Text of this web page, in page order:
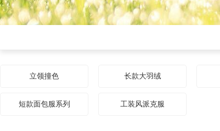
立领撞色 长款大羽绒
短款面包服系列 工装风派克服